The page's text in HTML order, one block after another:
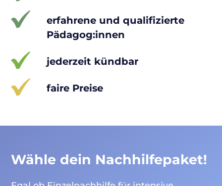
erfahrene und qualifizierte
Pädagog:innen
jederzeit kündbar
faire Preise
Wähle dein Nachhilfepaket!